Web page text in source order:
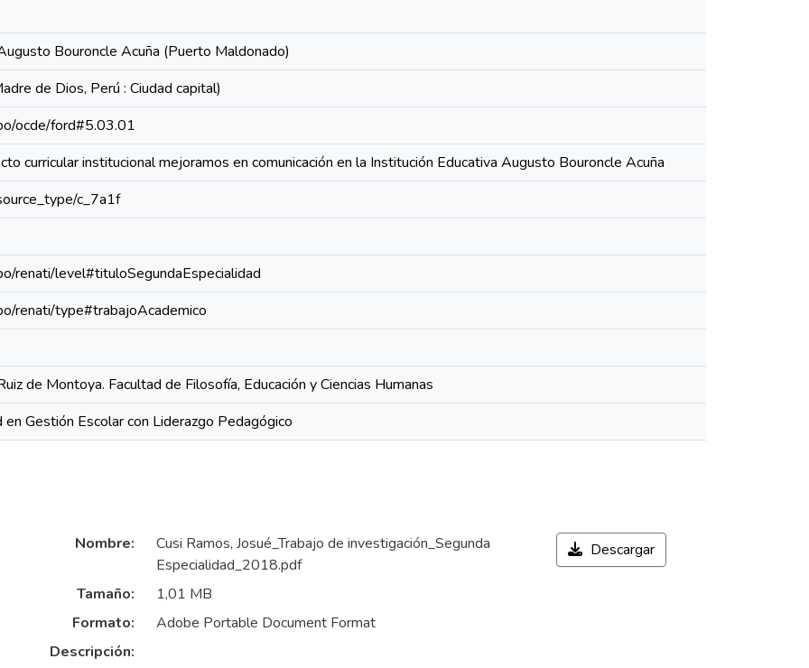
Bouroncle Acuña (Puerto Maldonado)
de Dios, Perú : Ciudad capital)
ocde/ford#5.03.01
curricular institucional mejoramos en comunicación en la Institución Educativa Augusto Bouroncle Acuña
c_7a1f
renati/level#tituloSegundaEspecialidad
renati/type#trabajoAcademico
de Montoya. Facultad de Filosofía, Educación y Ciencias Humanas
en Gestión Escolar con Liderazgo Pedagógico
Nombre:
Cusi Ramos, Josué_Trabajo de investigación_Segunda
Especialidad_2018.pdf
Tamaño:
1,01 MB
Formato:
Adobe Portable Document Format
Descripción:
Descargar